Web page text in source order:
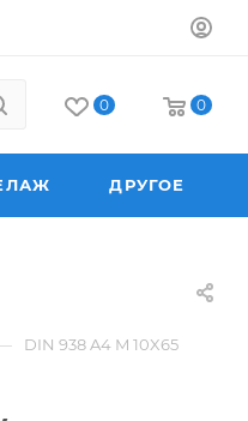
0 0
ДРУГОЕ
DIN 938 A4 M 10X65